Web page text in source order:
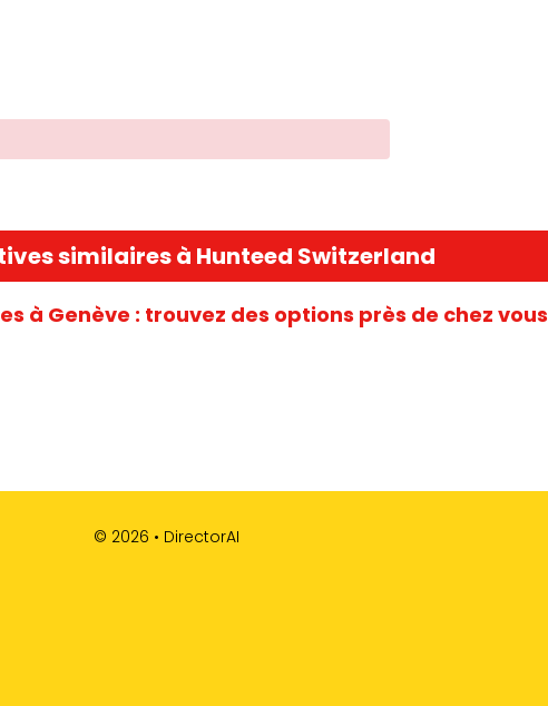
similaires à Hunteed Switzerland
à Genève : trouvez des options près de chez vous
© 2026 • DirectorAI